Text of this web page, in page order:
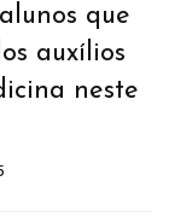
que
auxílios
neste